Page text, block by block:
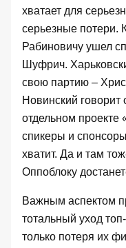
хватает для
серьезные потери.
Рабиновичу ушел
Шуфрич.
свою партию –
Новинский
отдельном проекте
спикеры и
хватит. Да и там
Оппоблоку
Важным аспектом
тотальный уход
только потеря их